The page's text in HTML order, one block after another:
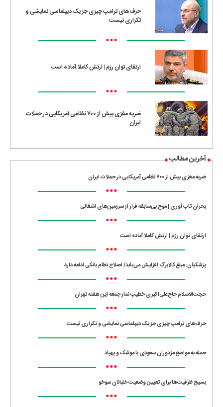
حرف‌های ترامپ چیزی جز یک دیپلماسی نمایشی و
تکراری نیست
•••
ارتقای توان رزم | ارتش کاملا آماده است
•••
ضربه مغزی بیش از ۷۰۰ نظامی آمریکایی در حملات
ایران
آخرین مطالب
ضربه مغزی بیش از ۷۰۰ نظامی آمریکایی در حملات ایران
•••
بحران تاب آوری | موج بی‌سابقه فرار از سرزمین‌های اشغالی
•••
ارتقای توان رزم | ارتش کاملا آماده است
•••
پزشکیان: مبلغ کالابرگ افزایش می‌یابد/ اصلاح نظام بانکی ادامه دارد
•••
حجت‌الاسلام حاج‌علی‌اکبری خطیب نماز جمعه این هفته تهران
•••
حرف‌های ترامپ چیزی جز یک دیپلماسی نمایشی و تکراری نیست
•••
حمله به مواضع مزدوران سعودی با موشک و پهپاد
•••
بسیج ظرفیت‌ها برای تعیین وضعیت خلبانان سوخو
•••